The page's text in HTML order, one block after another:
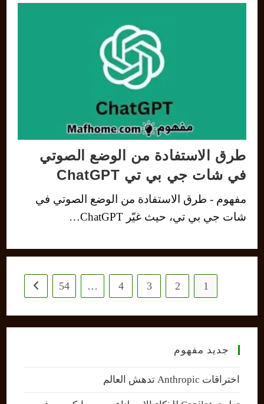
طرق الاستفادة من الوضع الصوتي
في شات جي بي تي ChatGPT
مفهوم - طرق الاستفادة من الوضع الصوتي في
شات جي بي تي، حيث غيّر ChatGPT…
1
2
3
4
…
54
page
جديد مفهوم
اختراقات Anthropic تدهش العالم